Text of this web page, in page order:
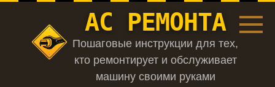
Перейти
АС РЕМОНТА
Пошаговые инструкции для тех,
кто ремонтирует и обслуживает
машину своими руками